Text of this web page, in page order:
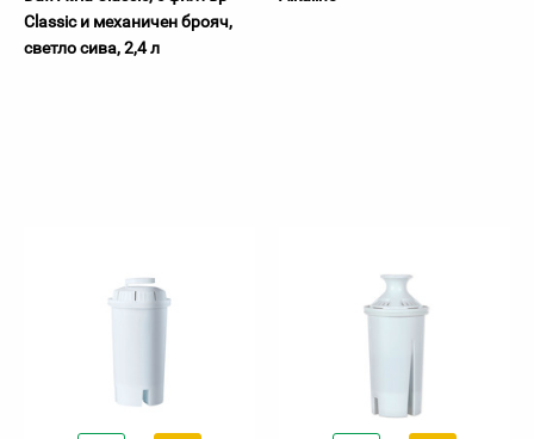
Classic и механичен брояч,
светло сива, 2,4 л